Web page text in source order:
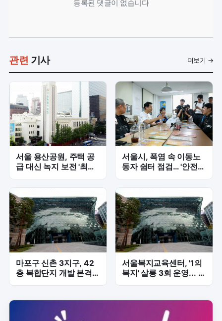
등록된 댓글이 없습니다
관련 기사 더보기 →
서울 용산공원, 주택 공
급 대신 녹지 보전 '최유
희 의원' 반대 목소리
서울시, 폭염 속 이동노
동자 쉼터 점검… '안전시
설' 강조
마포구 신촌 3지구, 42
층 복합단지 개발 본격
화… 통합심의 조건부 의
서울복지교육센터, '1의
복지' 살롱 3회 운영... 현
장 지속가능성 모색